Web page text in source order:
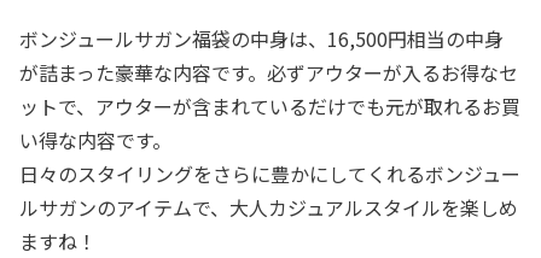
ボンジュールサガン福袋の中身は、16,500円相当の中身
が詰まった豪華な内容です。必ずアウターが入るお得なセ
ットで、アウターが含まれているだけでも元が取れるお買
い得な内容です。
日々のスタイリングをさらに豊かにしてくれるボンジュー
ルサガンのアイテムで、大人カジュアルスタイルを楽しめ
ますね！